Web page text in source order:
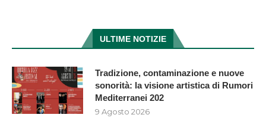
ULTIME NOTIZIE
Tradizione, contaminazione e nuove
sonorità: la visione artistica di Rumori
Mediterranei 202
9 Agosto 2026